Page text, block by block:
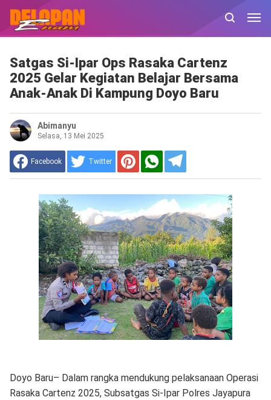
Satgas Si-Ipar Ops Rasaka Cartenz
2025 Gelar Kegiatan Belajar Bersama
Anak-Anak Di Kampung Doyo Baru
Abimanyu
Selasa, 13 Mei 2025
Facebook Twitter
Doyo Baru– Dalam rangka mendukung pelaksanaan Operasi
Rasaka Cartenz 2025, Subsatgas Si-Ipar Polres Jayapura